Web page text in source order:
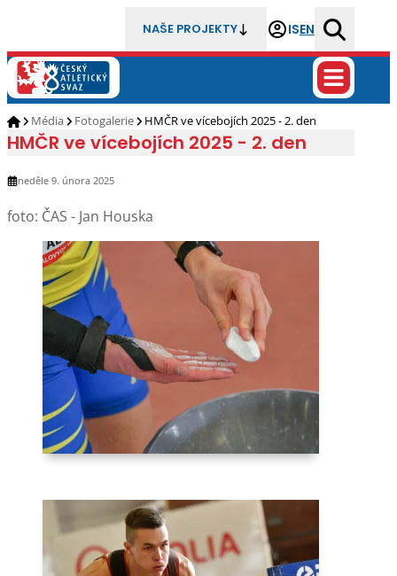
NAŠE PROJEKTY ISEN
Média Fotogalerie HMČR ve vícebojích 2025 - 2. den
HMČR ve vícebojích 2025 - 2. den
neděle 9. února 2025
foto: ČAS - Jan Houska